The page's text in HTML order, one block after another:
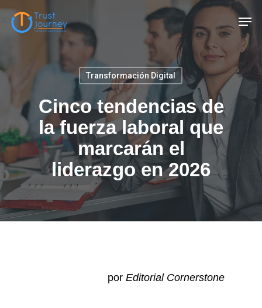
Skip
content
Transformación Digital
Cinco tendencias de
la fuerza laboral que
marcarán el
liderazgo en 2026
por Editorial Cornerstone